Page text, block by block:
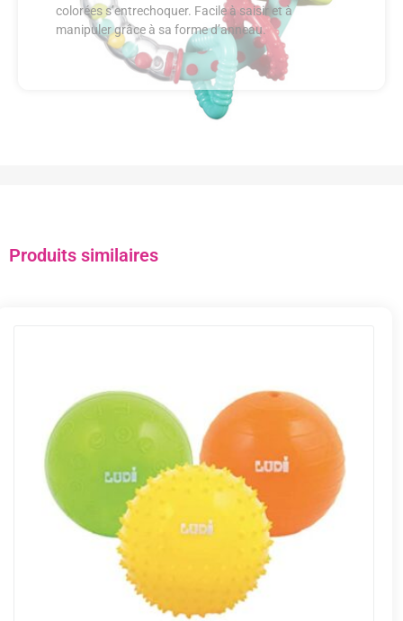
colorées s’entrechoquer. Facile à saisir et à
manipuler grâce à sa forme d’anneau.
Produits similaires